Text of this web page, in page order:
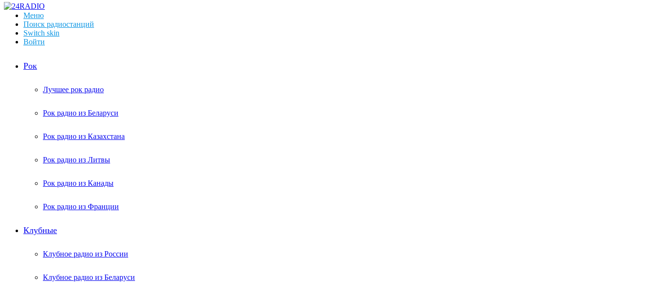
Меню
Поиск радиостанций
Switch skin
Войти
Рок
Лучшее рок радио
Рок радио из Беларуси
Рок радио из Казахстана
Рок радио из Литвы
Рок радио из Канады
Рок радио из Франции
Клубные
Клубное радио из России
Клубное радио из Беларуси